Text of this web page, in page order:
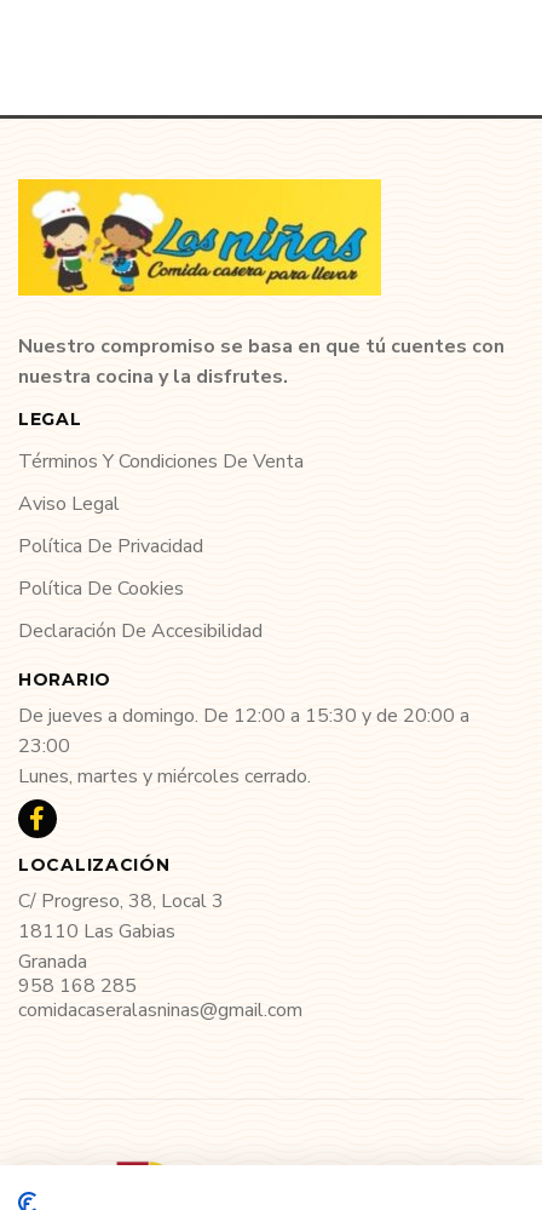
Nuestro compromiso se basa en que tú cuentes con
nuestra cocina y la disfrutes.
LEGAL
Términos Y Condiciones De Venta
Aviso Legal
Política De Privacidad
Política De Cookies
Declaración De Accesibilidad
HORARIO
De jueves a domingo. De 12:00 a 15:30 y de 20:00 a
23:00
Lunes, martes y miércoles cerrado.
LOCALIZACIÓN
C/ Progreso, 38, Local 3
18110 Las Gabias
Granada
958 168 285
comidacaseralasninas@gmail.com